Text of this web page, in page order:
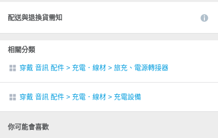
配送與退換貨需知
相關分類
穿戴 音訊 配件 > 充電．線材 > 旅充、電源轉接器
穿戴 音訊 配件 > 充電．線材 > 充電設備
你可能會喜歡